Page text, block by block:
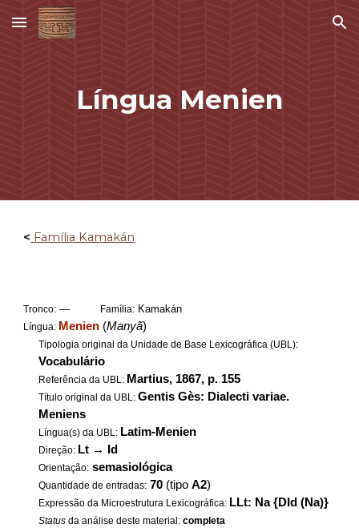
Skip to main content Skip to navigation
Língua Menien
< Família Kamakán
Tronco: — Família: Kamakán
Língua: Menien (Manyã)
Tipologia original da Unidade de Base Lexicográfica (UBL):
Vocabulário
Referência da UBL: Martius, 1867, p. 155
Título original da UBL:Gentis Gès: Dialecti variae.
Meniens
Língua(s) da UBL: Latim-Menien
Direção: Lt → Id
Orientação: semasiológica
Quantidade de entradas: 70 (tipoA2)
Expressão da Microestrutura Lexicográfica: LLt: Na {DId (Na)}
Status da análise deste material:completa